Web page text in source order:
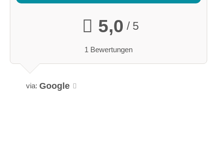
5,0 / 5
1 Bewertungen
via: Google